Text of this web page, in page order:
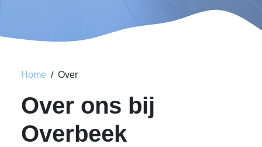
Home Over
Over ons bij
Overbeek